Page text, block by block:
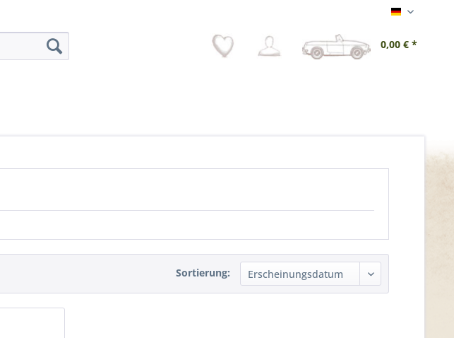
Deutsch
0,00 € *
Sortierung: